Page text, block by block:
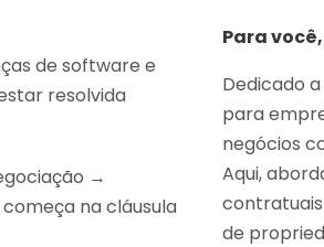
de software e
resolvida
→
na cláusula
Para
Dedicado
para
negócios
Aqui,
de